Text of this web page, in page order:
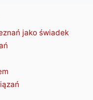
jako świadek